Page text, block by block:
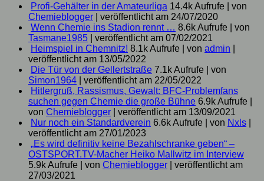
Profi-Gehälter in der Amateurliga 14.4k Aufrufe
von
Chemieblogger
veröffentlicht am 24/07/2020
Wenn Chemie ins Stadion rennt … 8.6k Aufrufe
von
Tasmane1985
veröffentlicht am 07/02/2021
Heimspiel in Chemnitz! 8.1k Aufrufe von admin
veröffentlicht am 13/05/2022
Die Tür von der Gellertstraße 7.1k Aufrufe
von
Simon1964
veröffentlicht am 22/05/2022
Hitlergruß, Rassismus, Gewalt: BFC-Problemfans
suchen gegen Chemie die große Bühne 6.9k Aufrufe
von Chemieblogger
veröffentlicht am 13/09/2021
Nur noch ein Standardverein 6.6k Aufrufe von Nxls
veröffentlicht am 27/01/2023
„Es wird definitiv keine Bezahlschranke geben“ –
OSTSPORT.TV-Macher Heiko Mallwitz im Interview
5.9k Aufrufe
von Chemieblogger
veröffentlicht am
27/03/2021